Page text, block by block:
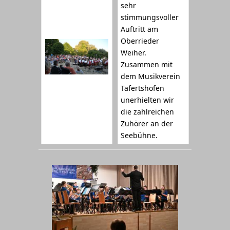
sehr
stimmungsvoller
Auftritt am
Oberrieder
Weiher.
Zusammen mit
dem Musikverein
Tafertshofen
unerhielten wir
die zahlreichen
Zuhörer an der
Seebühne.